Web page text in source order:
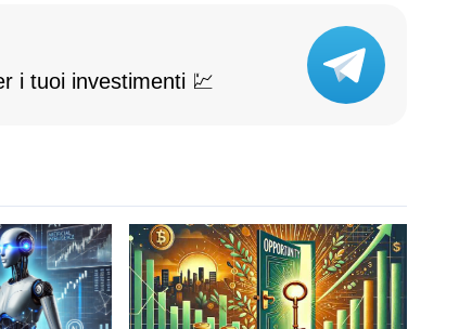
i tuoi investimenti 💹